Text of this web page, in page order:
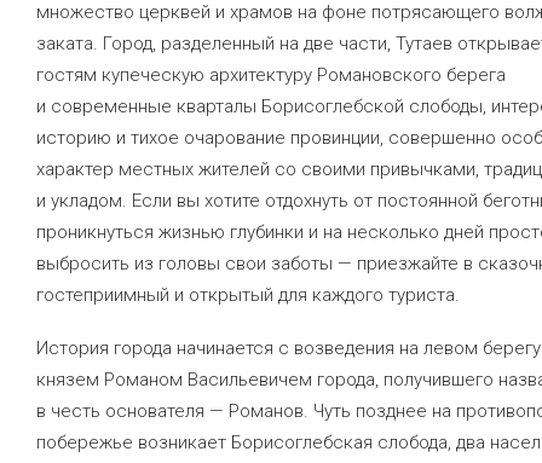
множество церквей и храмов на фоне потрясающего
заката. Город, разделенный на две части, Тутаев
гостям купеческую архитектуру Романовского берега
и современные кварталы Борисоглебской слободы,
историю и тихое очарование провинции, совершенно
характер местных жителей со своими привычками,
и укладом. Если вы хотите отдохнуть от постоянной
проникнуться жизнью глубинки и на несколько дней
выбросить из головы свои заботы — приезжайте в
гостеприимный и открытый для каждого туриста.
История города начинается с возведения на левом
князем Романом Васильевичем города, получившего
в честь основателя — Романов. Чуть позднее на
побережье возникает Борисоглебская слобода, два